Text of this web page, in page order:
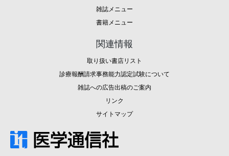
雑誌メニュー
書籍メニュー
関連情報
取り扱い書店リスト
診療報酬請求事務能力認定試験について
雑誌への広告出稿のご案内
リンク
サイトマップ